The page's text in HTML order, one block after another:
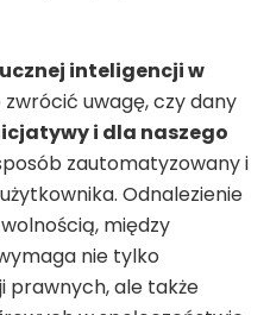
inteligencji w
uwagę, czy dany
i dla naszego
zautomatyzowany i
Odnalezienie
między
nie tylko
prawnych, ale także